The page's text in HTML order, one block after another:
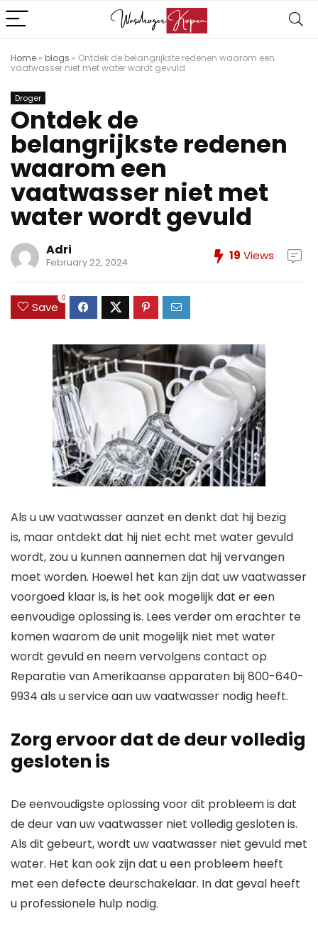
Home » blogs » Ontdek de belangrijkste redenen waarom een ​​
vaatwasser niet met water wordt gevuld
Droger
Ontdek de
belangrijkste redenen
waarom een ​​
vaatwasser niet met
water wordt gevuld
Adri
February 22, 2024 19 Views
Save
0
Als u uw vaatwasser aanzet en denkt dat hij bezig
is, maar ontdekt dat hij niet echt met water gevuld
wordt, zou u kunnen aannemen dat hij vervangen
moet worden. Hoewel het kan zijn dat uw vaatwasser
voorgoed klaar is, is het ook mogelijk dat er een
eenvoudige oplossing is. Lees verder om erachter te
komen waarom de unit mogelijk niet met water
wordt gevuld en neem vervolgens contact op
Reparatie van Amerikaanse apparaten bij800-640-
9934 als u service aan uw vaatwasser nodig heeft.
Zorg ervoor dat de deur volledig
gesloten is
De eenvoudigste oplossing voor dit probleem is dat
de deur van uw vaatwasser niet volledig gesloten is.
Als dit gebeurt, wordt uw vaatwasser niet gevuld met
water. Het kan ook zijn dat u een probleem heeft
met een defecte deurschakelaar. In dat geval heeft
u professionele hulp nodig.